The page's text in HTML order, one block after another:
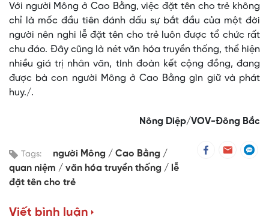
Với người Mông ở Cao Bằng, việc đặt tên cho trẻ không
chỉ là mốc đầu tiên đánh dấu sự bắt đầu của một đời
người nên nghi lễ đặt tên cho trẻ luôn được tổ chức rất
chu đáo. Đây cũng là nét văn hóa truyền thống, thể hiện
nhiều giá trị nhân văn, tính đoàn kết cộng đồng, đang
được bà con người Mông ở Cao Bằng gìn giữ và phát
huy./.
Nông Diệp/VOV-Đông Bắc
Tags: người Mông
Cao Bằng
quan niệm
văn hóa truyền thống
lễ
đặt tên cho trẻ
Viết bình luận